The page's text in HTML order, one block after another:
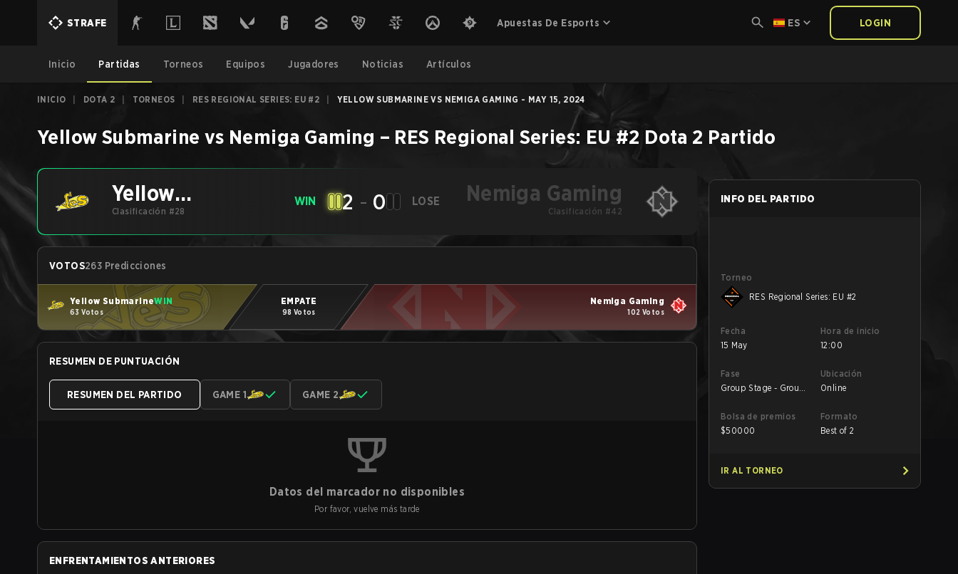
STRAFE Apuestas De Esports ES LOGIN
Inicio Partidas Torneos Equipos Jugadores Noticias Artículos
INICIO DOTA 2 TORNEOS RES REGIONAL SERIES: EU #2 YELLOW SUBMARINE VS NEMIGA GAMING - MAY 15, 2024
Yellow Submarine vs Nemiga Gaming – RES Regional Series: EU #2 Dota 2 Partido
Yellow
Submarine
Clasificación #28
WIN 2 - 0 LOSE Nemiga Gaming
Clasificación #42
VOTOS263 Predicciones
Yellow SubmarineWIN
63 Votos
EMPATE
98 Votos
Nemiga Gaming
102 Votos
RESUMEN DE PUNTUACIÓN
RESUMEN DEL PARTIDO GAME 1 GAME 2
Datos del marcador no disponibles
Por favor, vuelve más tarde
ENFRENTAMIENTOS ANTERIORES
INFO DEL PARTIDO
Torneo
RES Regional Series: EU #2
Fecha
15 May
Hora de inicio
12:00
Fase
Group Stage - Group
Ubicación
Online
Bolsa de premios
$50000
Formato
Best of 2
IR AL TORNEO